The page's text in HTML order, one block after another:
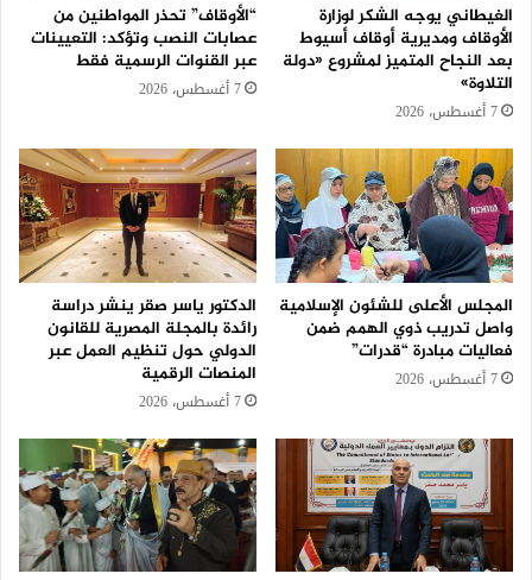
الغيطاني يوجه الشكر لوزارة
الأوقاف ومديرية أوقاف أسيوط
بعد النجاح المتميز لمشروع «دولة
التلاوة»
7 أغسطس، 2026
“الأوقاف” تحذر المواطنين من
عصابات النصب وتؤكد: التعيينات
عبر القنوات الرسمية فقط
7 أغسطس، 2026
المجلس الأعلى للشئون الإسلامية
واصل تدريب ذوي الهمم ضمن
فعاليات مبادرة “قدرات”
7 أغسطس، 2026
الدكتور ياسر صقر ينشر دراسة
رائدة بالمجلة المصرية للقانون
الدولي حول تنظيم العمل عبر
المنصات الرقمية
7 أغسطس، 2026